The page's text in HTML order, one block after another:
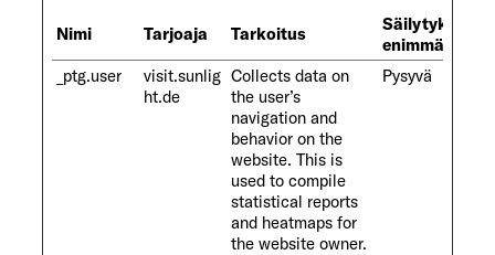
Nimi Tarjoaja Tarkoitus
Säilytyksen
_ptg.user
visit.sunlig
ht.de
Collects data on
the user’s
navigation and
behavior on the
website. This is
used to compile
statistical reports
and heatmaps for
the website owner.
Pysyvä